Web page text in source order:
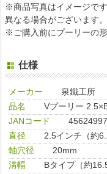
※商品写真はイメージで
異なる場合がございます。
※ご購入前にプーリーの
仕様
メーカー
泉鐵工所
品名
Vプーリー
JANコード
直径
2.5インチ（約
軸穴径
20mm
溝幅
Bタイプ（約